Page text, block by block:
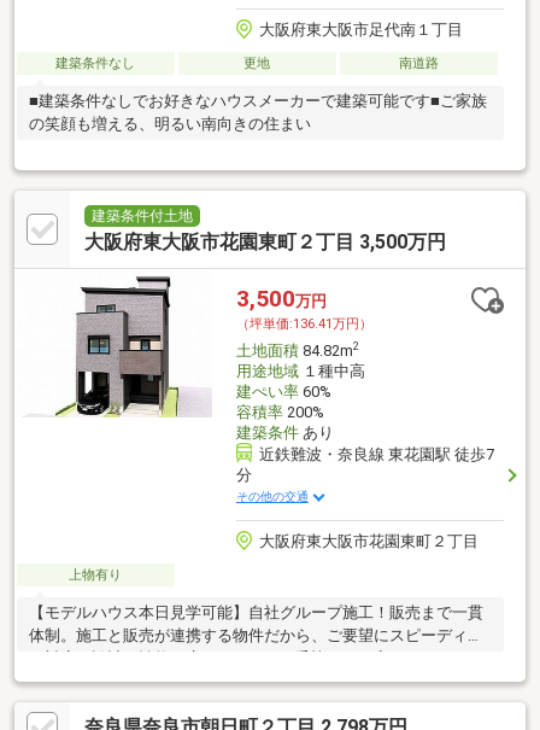
大阪府東大阪市足代南１丁目
建築条件なし 更地 南道路
■建築条件なしでお好きなハウスメーカーで建築可能です■ご家族
の笑顔も増える、明るい南向きの住まい
建築条件付土地
大阪府東大阪市花園東町２丁目 3,500万円
3,500万円
（坪単価:136.41万円）
土地面積84.82m2
用途地域１種中高
建ぺい率60%
容積率200%
建築条件あり
近鉄難波・奈良線 東花園駅 徒歩7
分
その他の交通
大阪府東大阪市花園東町２丁目
上物有り
【モデルハウス本日見学可能】自社グループ施工！販売まで一貫
体制。施工と販売が連携する物件だから、ご要望にスピーディー